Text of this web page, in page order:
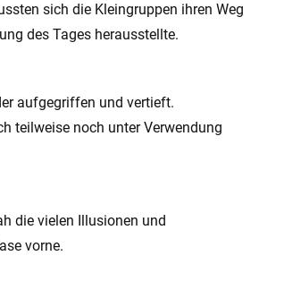
sich die Kleingruppen ihren Weg
des Tages herausstellte.
aufgegriffen und vertieft.
teilweise noch unter Verwendung
die vielen Illusionen und
vorne.